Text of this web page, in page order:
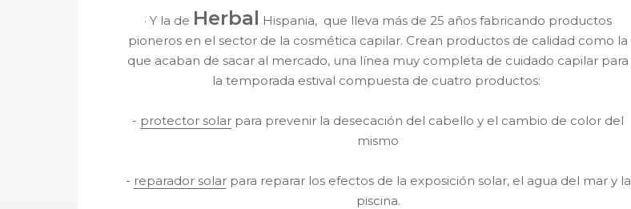
· Y la de Herbal Hispania, que lleva más de 25 años fabricando productos
pioneros en el sector de la cosmética capilar. Crean productos de calidad como la
que acaban de sacar al mercado, una línea muy completa de cuidado capilar para
la temporada estival compuesta de cuatro productos:
- protector solar para prevenir la desecación del cabello y el cambio de color del
mismo
- reparador solarpara reparar los efectos de la exposición solar, el agua del mar y la
piscina.